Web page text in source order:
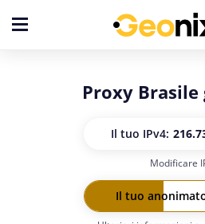
Proxy
Il tuo IPv4:
Il tuo IPv6:
Modificare
Il tuo